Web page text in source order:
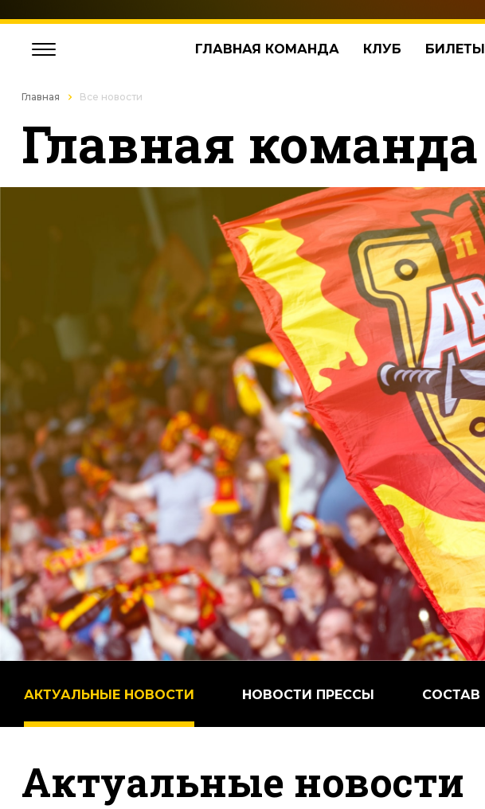
ГЛАВНАЯ КОМАНДА КЛУБ БИЛЕТЫ
Главная Все новости
Главная команда
АКТУАЛЬНЫЕ НОВОСТИ НОВОСТИ ПРЕССЫ СОСТАВ
Актуальные новости